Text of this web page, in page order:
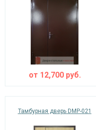
от 12,700руб.
Тамбурная дверь DMP-021